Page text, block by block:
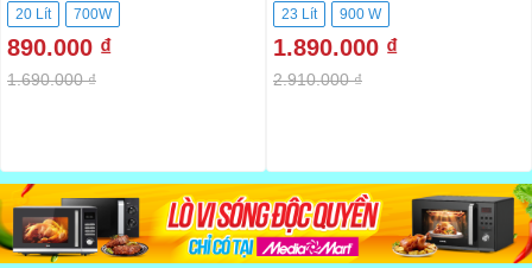
20 Lít 700W
890.000 ₫
1.690.000 ₫
23 Lít 900 W
1.890.000 ₫
2.910.000 ₫